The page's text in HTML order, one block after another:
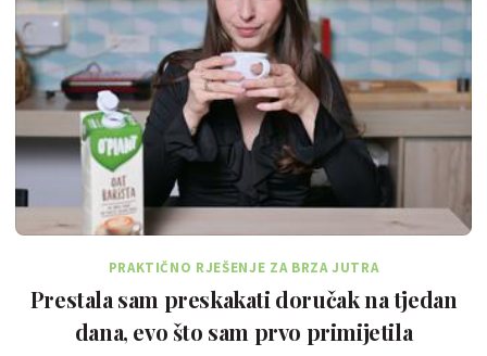
PRAKTIČNO RJEŠENJE ZA BRZA JUTRA
Prestala sam preskakati doručak na tjedan
dana, evo što sam prvo primijetila